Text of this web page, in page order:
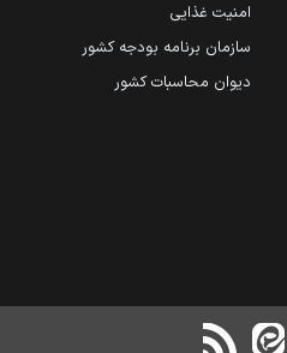
امنیت غذایی
سازمان برنامه بودجه کشور
دیوان محاسبات کشور